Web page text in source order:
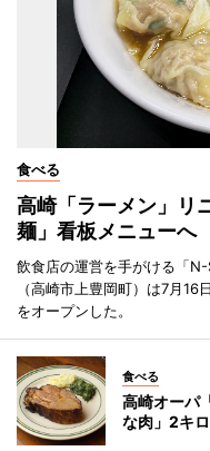
食べる
高崎「ラーメン」
麺」看板メニューへ
飲食店の運営を手がける「
（高崎市上豊岡町）は7月16
をオープンした。
食べる
高崎オーパ
な肉」2キ